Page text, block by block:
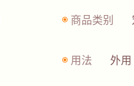
商品类别
用法 外用